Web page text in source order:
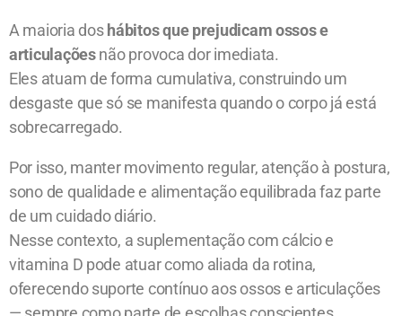
A maioria dos hábitos que prejudicam ossos e
articulaçõesnão provoca dor imediata.
Eles atuam de forma cumulativa, construindo um
desgaste que só se manifesta quando o corpo já está
sobrecarregado.
Por isso, manter movimento regular, atenção à postura,
sono de qualidade e alimentação equilibrada faz parte
de um cuidado diário.
Nesse contexto, a suplementação com cálcio e
vitamina D pode atuar como aliada da rotina,
oferecendo suporte contínuo aos ossos e articulações